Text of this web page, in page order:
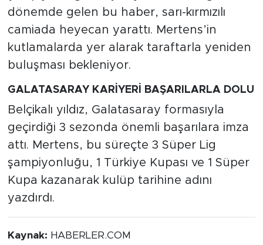
dönemde gelen bu haber, sarı-kırmızılı
camiada heyecan yarattı. Mertens’in
kutlamalarda yer alarak taraftarla yeniden
buluşması bekleniyor.
GALATASARAY KARİYERİ BAŞARILARLA DOLU
Belçikalı yıldız, Galatasaray formasıyla
geçirdiği 3 sezonda önemli başarılara imza
attı. Mertens, bu süreçte 3 Süper Lig
şampiyonluğu, 1 Türkiye Kupası ve 1 Süper
Kupa kazanarak kulüp tarihine adını
yazdırdı.
Kaynak: HABERLER.COM